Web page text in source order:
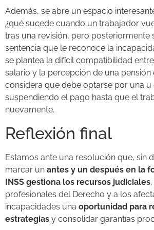
Además, se abre un espacio
¿qué sucede cuando un trabajador
tras una revisión, pero posteriormente
sentencia que le reconoce la
se plantea la difícil compatibilidad
salario y la percepción de una pensión
considera que debe optarse por una u
suspendiendo el pago hasta que el
nuevamente.
Reflexión final
Estamos ante una resolución que, sin
marcar un antes y un después en la
INSS gestiona los recursos judiciales
profesionales del Derecho y a los
incapacidades una oportunidad para
estrategias y consolidar garantías